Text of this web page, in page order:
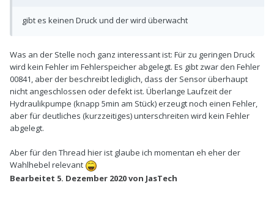
gibt es keinen Druck und der wird überwacht
Was an der Stelle noch ganz interessant ist: Für zu geringen Druck
wird kein Fehler im Fehlerspeicher abgelegt. Es gibt zwar den Fehler
00841, aber der beschreibt lediglich, dass der Sensor überhaupt
nicht angeschlossen oder defekt ist. Überlange Laufzeit der
Hydraulikpumpe (knapp 5min am Stück) erzeugt noch einen Fehler,
aber für deutliches (kurzzeitiges) unterschreiten wird kein Fehler
abgelegt.
Aber für den Thread hier ist glaube ich momentan eh eher der
Wahlhebel relevant
Bearbeitet 5. Dezember 2020von JasTech